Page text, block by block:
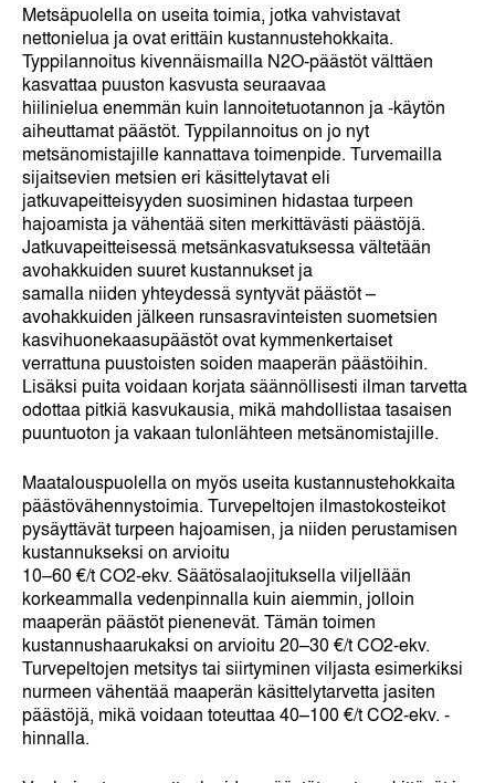
Metsäpuolella on useita toimia, jotka vahvistavat
nettonielua ja ovat erittäin kustannustehokkaita.
Typpilannoitus kivennäismailla N2O-päästöt välttäen
kasvattaa puuston kasvusta seuraavaa
hiilinielua enemmän kuin lannoitetuotannon ja -käytön
aiheuttamat päästöt. Typpilannoitus on jo nyt
metsänomistajille kannattava toimenpide. Turvemailla
sijaitsevien metsien eri käsittelytavat eli
jatkuvapeitteisyyden suosiminen hidastaa turpeen
hajoamista ja vähentää siten merkittävästi päästöjä.
Jatkuvapeitteisessä metsänkasvatuksessa vältetään
avohakkuiden suuret kustannukset ja
samalla niiden yhteydessä syntyvät päästöt –
avohakkuiden jälkeen runsasravinteisten suometsien
kasvihuonekaasupäästöt ovat kymmenkertaiset
verrattuna puustoisten soiden maaperän päästöihin.
Lisäksi puita voidaan korjata säännöllisesti ilman tarvetta
odottaa pitkiä kasvukausia, mikä mahdollistaa tasaisen
puuntuoton ja vakaan tulonlähteen metsänomistajille.
Maatalouspuolella on myös useita kustannustehokkaita
päästövähennystoimia. Turvepeltojen ilmastokosteikot
pysäyttävät turpeen hajoamisen, ja niiden perustamisen
kustannukseksi on arvioitu
10–60 €/t CO2-ekv. Säätösalaojituksella viljellään
korkeammalla vedenpinnalla kuin aiemmin, jolloin
maaperän päästöt pienenevät. Tämän toimen
kustannushaarukaksi on arvioitu 20–30 €/t CO2-ekv.
Turvepeltojen metsitys tai siirtyminen viljasta esimerkiksi
nurmeen vähentää maaperän käsittelytarvetta jasiten
päästöjä, mikä voidaan toteuttaa 40–100 €/t CO2-ekv. -
hinnalla.